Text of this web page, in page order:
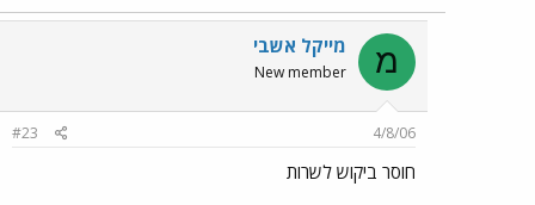
מ מייקל אשבי
New member
4/8/06
#23
חוסר ביקוש לשרות